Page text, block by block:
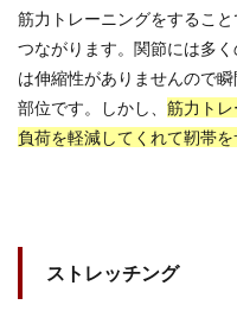
筋力トレーニングをするこ
つながります。関節には多
は伸縮性がありませんので
部位です。しかし、 筋力ト
負荷を軽減してくれて靭帯
ストレッチング